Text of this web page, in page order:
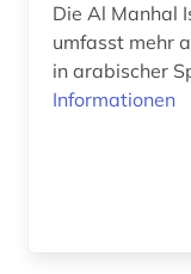
fid asien (5)
Die Al Manhal
umfasst mehr
in arabischer
Informationen